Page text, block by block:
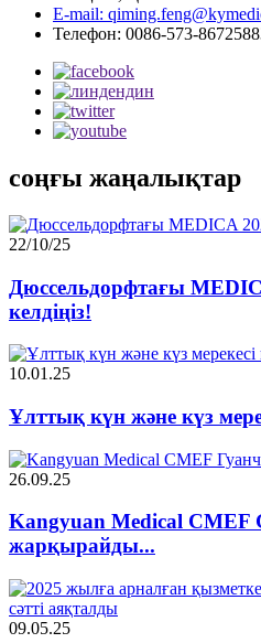
E-mail:
Телефон: 0086-573-
соңғы жаңалықтар
22/10/25
Дюссельдорфтағы
келдіңіз!
10.01.25
Ұлттық күн және күз
26.09.25
Kangyuan Medical CMEF
жарқырайды...
09.05.25